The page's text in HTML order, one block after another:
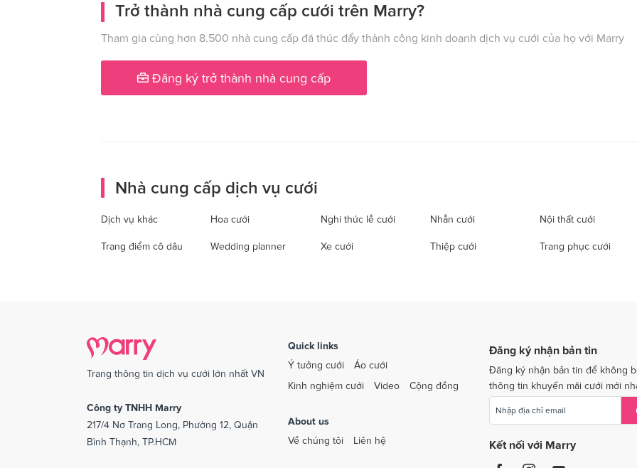
Trở thành nhà cung cấp cưới trên Marry?
Tham gia cùng hơn 8.500 nhà cung cấp đã thúc đẩy thành công kinh doanh dịch vụ cưới của họ với Marry
Đăng ký trở thành nhà cung cấp
Nhà cung cấp dịch vụ cưới
Dịch vụ khác Hoa cưới Nghi thức lễ cưới Nhẫn cưới Nội thất cưới
Trang điểm cô dâu Wedding planner Xe cưới Thiệp cưới Trang phục cưới
Trang thông tin dịch vụ cưới lớn nhất VN
Công ty TNHH Marry
217/4 Nơ Trang Long, Phường 12, Quận
Bình Thạnh, TP.HCM
Quick links
Ý tưởng cưới
Áo cưới
Kinh nghiệm cưới
Video Cộng đồng
About us
Về chúng tôi
Liên hệ
Đăng ký nhận bản tin
Đăng ký nhận bản tin để không
thông tin khuyến mãi cưới mới
Kết nối với Marry